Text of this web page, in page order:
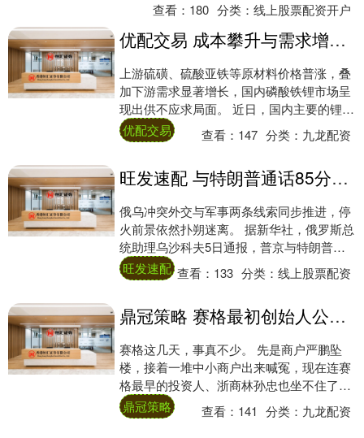
查看： 180 分类：线上股票配资开户
优配交易 成本攀升与需求增长并存 磷酸铁锂龙头宣布涨价
上游硫磺、硫酸亚铁等原材料价格普涨，叠
加下游需求显著增长，国内磷酸铁锂市场呈
现出供不应求局面。 近日，国内主要的锂离
子电池正极材料供应商湖南裕能对外官宣调
价方案....
优配交易 查看： 147 分类： 九龙配资
旺发速配 与特朗普通话85分钟，普京称“俄军正全线进攻”，此前威胁夺乌克兰更多土地建安全区
俄乌冲突外交与军事两条线索同步推进，停
火前景依然扑朔迷离。 据新华社，俄罗斯总
统助理乌沙科夫5日通报，普京与特朗普于4
日进行了约85分钟的电话通话，普京在通话
中....
旺发速配 查看： 133 分类：线上股票配资
鼎冠策略 赛格最初创始人公开举报
赛格这几天，事真不少。 先是商户严鹏坠
楼，接着一堆中小商户出来喊冤，现在连赛
格最早的投资人、浙商林孙忠也坐不住了，
举着身份证发视频，实名举报赛格老板赵
贵、。 但....
鼎冠策略 查看： 141 分类： 九龙配资